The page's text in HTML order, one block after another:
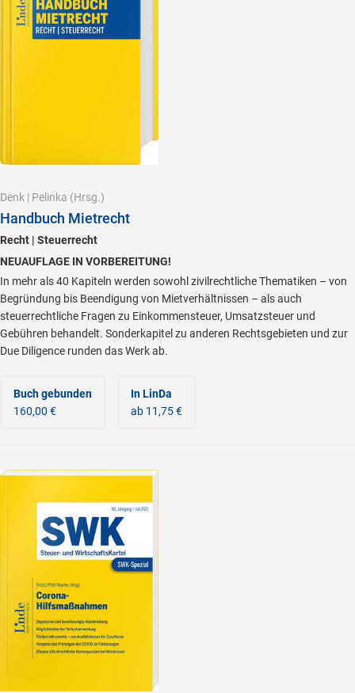
Denk | Pelinka (Hrsg.)
Handbuch Mietrecht
Recht | Steuerrecht
NEUAUFLAGE IN VORBEREITUNG!
In mehr als 40 Kapiteln werden sowohl zivilrechtliche Thematiken – von
Begründung bis Beendigung von Mietverhältnissen – als auch
steuerrechtliche Fragen zu Einkommensteuer, Umsatzsteuer und
Gebühren behandelt. Sonderkapitel zu anderen Rechtsgebieten und zur
Due Diligence runden das Werk ab.
Buch gebunden
160,00 €
In LinDa
ab 11,75 €